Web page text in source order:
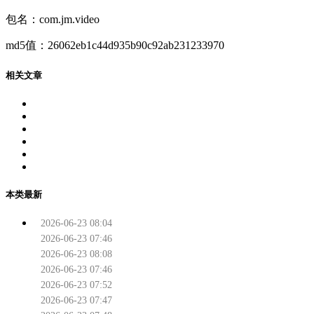
包名：com.jm.video
md5值：26062eb1c44d935b90c92ab231233970
相关文章
本类最新
2026-06-23 08:04
2026-06-23 07:46
2026-06-23 08:08
2026-06-23 07:46
2026-06-23 07:52
2026-06-23 07:47